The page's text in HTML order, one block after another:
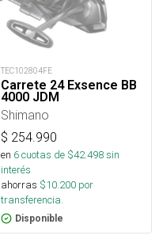
TEC102804FE
Carrete 24 Exsence BB
4000 JDM
Shimano
$ 254.990
en 6cuotas de $42.498sin
interés
ahorras $10.200 por
transferencia.
Disponible